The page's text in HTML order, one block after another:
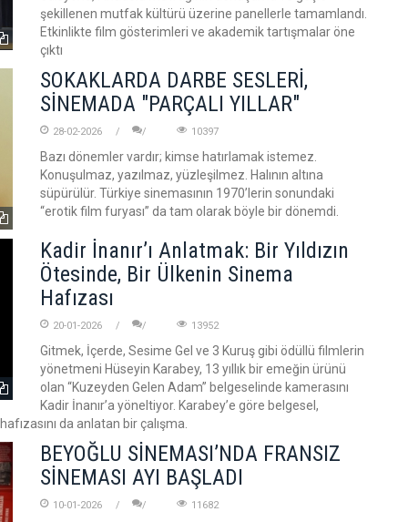
şekillenen mutfak kültürü üzerine panellerle tamamlandı.
Etkinlikte film gösterimleri ve akademik tartışmalar öne
çıktı
SOKAKLARDA DARBE SESLERİ,
SİNEMADA "PARÇALI YILLAR"
28-02-2026 10397
Bazı dönemler vardır; kimse hatırlamak istemez.
Konuşulmaz, yazılmaz, yüzleşilmez. Halının altına
süpürülür. Türkiye sinemasının 1970’lerin sonundaki
“erotik film furyası” da tam olarak böyle bir dönemdi.
Kadir İnanır’ı Anlatmak: Bir Yıldızın
Ötesinde, Bir Ülkenin Sinema
Hafızası
20-01-2026 13952
Gitmek, İçerde, Sesime Gel ve 3 Kuruş gibi ödüllü filmlerin
yönetmeni Hüseyin Karabey, 13 yıllık bir emeğin ürünü
olan “Kuzeyden Gelen Adam” belgeselinde kamerasını
Kadir İnanır’a yöneltiyor. Karabey’e göre belgesel,
da anlatan bir çalışma.
BEYOĞLU SİNEMASI’NDA FRANSIZ
SİNEMASI AYI BAŞLADI
10-01-2026 11682